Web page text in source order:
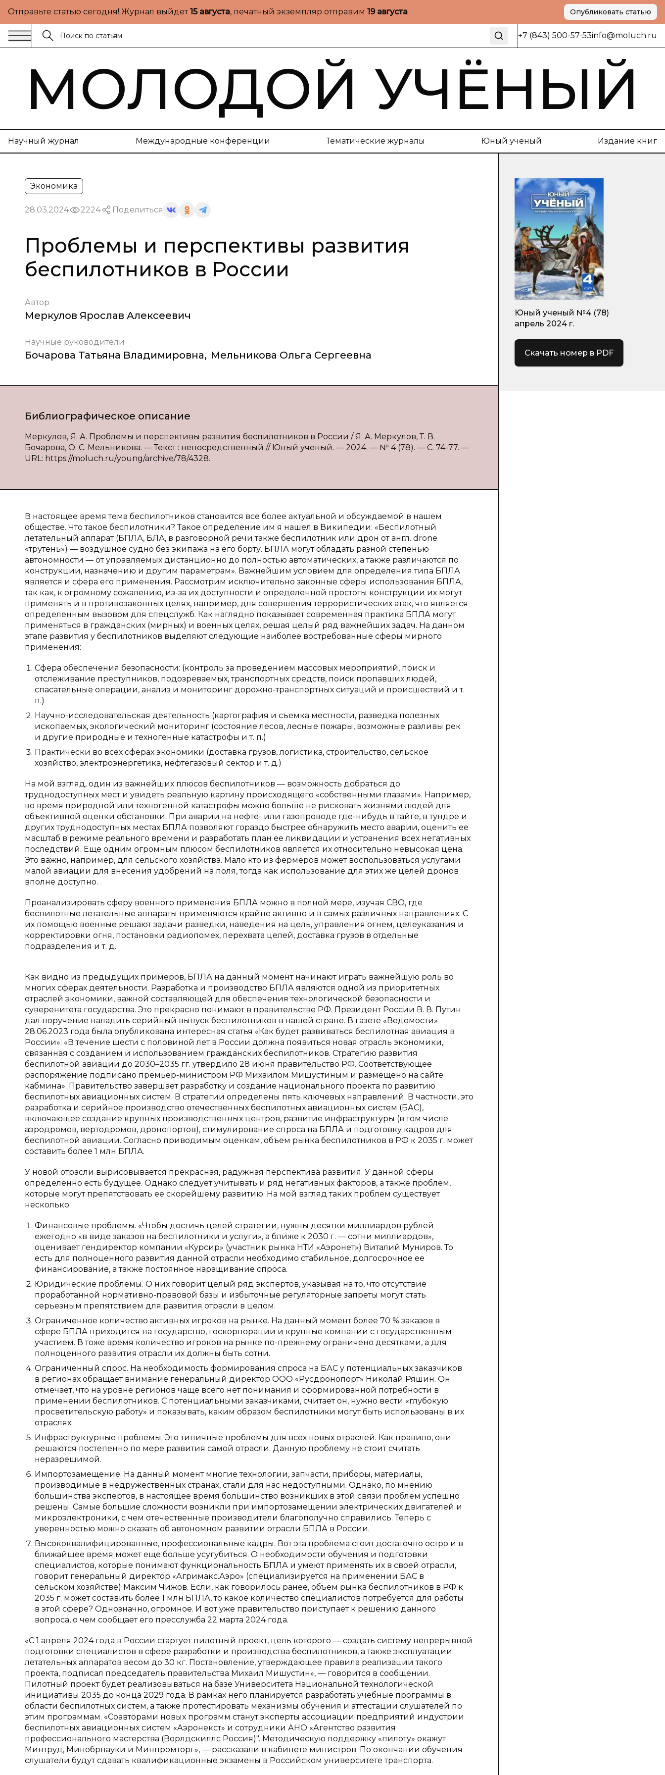
Отправьте статью сегодня! Журнал выйдет15 августа, печатный экземпляр отправим 19 августа Опубликовать статью
+7 (843) 500-57-53info@moluch.ru
МОЛОДОЙ УЧЁНЫЙ
Научный журнал Международные конференции Тематические журналы Юный ученый Издание книг
Экономика
28.03.2024 2224 Поделиться
Проблемы и перспективы развития
беспилотников в России
Автор
Меркулов Ярослав Алексеевич
Научные руководители
Бочарова Татьяна Владимировна, Мельникова Ольга Сергеевна
Библиографическое описание
Меркулов, Я. А. Проблемы и перспективы развития беспилотников в России / Я. А. Меркулов, Т. В.
Бочарова, О. С. Мельникова. — Текст : непосредственный // Юный ученый. — 2024. — № 4 (78). — С. 74-77. —
URL: https://moluch.ru/young/archive/78/4328.
В настоящее время тема беспилотников становится все более актуальной и обсуждаемой в нашем
обществе. Что такое беспилотники? Такое определение им я нашел в Википедии: «Беспилотный
летательный аппарат (БПЛА, БЛА, в разговорной речи также беспилотник или дрон от англ. drone
«трутень») — воздушное судно без экипажа на его борту. БПЛА могут обладать разной степенью
автономности — от управляемых дистанционно до полностью автоматических, а также различаются по
конструкции, назначению и другим параметрам». Важнейшим условием для определения типа БПЛА
является и сфера его применения. Рассмотрим исключительно законные сферы использования БПЛА,
так как, к огромному сожалению, из-за их доступности и определенной простоты конструкции их могут
применять и в противозаконных целях, например, для совершения террористических атак, что является
определенным вызовом для спецслужб. Как наглядно показывает современная практика БПЛА могут
применяться в гражданских (мирных) и военных целях, решая целый ряд важнейших задач. На данном
этапе развития у беспилотников выделяют следующие наиболее востребованные сферы мирного
применения:
Сфера обеспечения безопасности: (контроль за проведением массовых мероприятий, поиск и
отслеживание преступников, подозреваемых, транспортных средств, поиск пропавших людей,
спасательные операции, анализ и мониторинг дорожно-транспортных ситуаций и происшествий и т.
п.)
Научно-исследовательская деятельность (картография и съемка местности, разведка полезных
ископаемых, экологический мониторинг (состояние лесов, лесные пожары, возможные разливы рек
и другие природные и техногенные катастрофы и т. п.)
Практически во всех сферах экономики (доставка грузов, логистика, строительство, сельское
хозяйство, электроэнергетика, нефтегазовый сектор и т. д.)
На мой взгляд, один из важнейших плюсов беспилотников — возможность добраться до
труднодоступных мест и увидеть реальную картину происходящего «собственными глазами». Например,
во время природной или техногенной катастрофы можно больше не рисковать жизнями людей для
объективной оценки обстановки. При аварии на нефте- или газопроводе где-нибудь в тайге, в тундре и
других труднодоступных местах БПЛА позволяют гораздо быстрее обнаружить место аварии, оценить ее
масштаб в режиме реального времени и разработать план ее ликвидации и устранения всех негативных
последствий. Еще одним огромным плюсом беспилотников является их относительно невысокая цена.
Это важно, например, для сельского хозяйства. Мало кто из фермеров может воспользоваться услугами
малой авиации для внесения удобрений на поля, тогда как использование для этих же целей дронов
вполне доступно.
Проанализировать сферу военного применения БПЛА можно в полной мере, изучая СВО, где
беспилотные летательные аппараты применяются крайне активно и в самых различных направлениях. С
их помощью военные решают задачи разведки, наведения на цель, управления огнем, целеуказания и
корректировки огня, постановки радиопомех, перехвата целей, доставка грузов в отдельные
подразделения и т. д.
Как видно из предыдущих примеров, БПЛА на данный момент начинают играть важнейшую роль во
многих сферах деятельности. Разработка и производство БПЛА являются одной из приоритетных
отраслей экономики, важной составляющей для обеспечения технологической безопасности и
суверенитета государства. Это прекрасно понимают в правительстве РФ. Президент России В. В. Путин
дал поручение наладить серийный выпуск беспилотников в нашей стране. В газете «Ведомости»
28.06.2023 года была опубликована интересная статья «Как будет развиваться беспилотная авиация в
России»: «В течение шести с половиной лет в России должна появиться новая отрасль экономики,
связанная с созданием и использованием гражданских беспилотников. Стратегию развития
беспилотной авиации до 2030–2035 гг. утвердило 28 июня правительство РФ. Соответствующее
распоряжение подписано премьер-министром РФ Михаилом Мишустиным и размещено на сайте
кабмина». Правительство завершает разработку и создание национального проекта по развитию
беспилотных авиационных систем. В стратегии определены пять ключевых направлений. В частности, это
разработка и серийное производство отечественных беспилотных авиационных систем (БАС),
включающее создание крупных производственных центров, развитие инфраструктуры (в том числе
аэродромов, вертодромов, дронопортов), стимулирование спроса на БПЛА и подготовку кадров для
беспилотной авиации. Согласно приводимым оценкам, объем рынка беспилотников в РФ к 2035 г. может
составить более 1 млн БПЛА.
У новой отрасли вырисовывается прекрасная, радужная перспектива развития. У данной сферы
определенно есть будущее. Однако следует учитывать и ряд негативных факторов, а также проблем,
которые могут препятствовать ее скорейшему развитию. На мой взгляд таких проблем существует
несколько:
Финансовые проблемы. «Чтобы достичь целей стратегии, нужны десятки миллиардов рублей
ежегодно «в виде заказов на беспилотники и услуги», а ближе к 2030 г. — сотни миллиардов»,
оценивает гендиректор компании «Курсир» (участник рынка НТИ «Аэронет») Виталий Муниров. То
есть для полноценного развития данной отрасли необходимо стабильное, долгосрочное ее
финансирование, а также постоянное наращивание спроса.
Юридические проблемы. О них говорит целый ряд экспертов, указывая на то, что отсутствие
проработанной нормативно-правовой базы и избыточные регуляторные запреты могут стать
серьезным препятствием для развития отрасли в целом.
Ограниченное количество активных игроков на рынке. На данный момент более 70 % заказов в
сфере БПЛА приходится на государство, госкорпорации и крупные компании с государственным
участием. В тоже время количество игроков на рынке по-прежнему ограничено десятками, а для
полноценного развития отрасли их должны быть сотни.
Ограниченный спрос. На необходимость формирования спроса на БАС у потенциальных заказчиков
в регионах обращает внимание генеральный директор ООО «Русдронопорт» Николай Ряшин. Он
отмечает, что на уровне регионов чаще всего нет понимания и сформированной потребности в
применении беспилотников. С потенциальными заказчиками, считает он, нужно вести «глубокую
просветительскую работу» и показывать, каким образом беспилотники могут быть использованы в их
отраслях.
Инфраструктурные проблемы. Это типичные проблемы для всех новых отраслей. Как правило, они
решаются постепенно по мере развития самой отрасли. Данную проблему не стоит считать
неразрешимой.
Импортозамещение. На данный момент многие технологии, запчасти, приборы, материалы,
производимые в недружественных странах, стали для нас недоступными. Однако, по мнению
большинства экспертов, в настоящее время большинство возникших в этой связи проблем успешно
решены. Самые большие сложности возникли при импортозамещении электрических двигателей и
микроэлектроники, с чем отечественные производители благополучно справились. Теперь с
уверенностью можно сказать об автономном развитии отрасли БПЛА в России.
Высококвалифицированные, профессиональные кадры. Вот эта проблема стоит достаточно остро и в
ближайшее время может еще больше усугубиться. О необходимости обучения и подготовки
специалистов, которые понимают функциональность БПЛА и умеют применять их в своей отрасли,
говорит генеральный директор «Агримакс.Аэро» (специализируется на применении БАС в
сельском хозяйстве) Максим Чижов. Если, как говорилось ранее, объем рынка беспилотников в РФ к
2035 г. может составить более 1 млн БПЛА, то какое количество специалистов потребуется для работы
в этой сфере? Однозначно, огромное. И вот уже правительство приступает к решению данного
вопроса, о чем сообщает его пресслужба 22 марта 2024 года.
«С 1 апреля 2024 года в России стартует пилотный проект, цель которого — создать систему непрерывной
подготовки специалистов в сфере разработки и производства беспилотников, а также эксплуатации
летательных аппаратов весом до 30 кг. Постановление, утверждающее правила реализации такого
проекта, подписал председатель правительства Михаил Мишустин», — говорится в сообщении.
Пилотный проект будет реализовываться на базе Университета Национальной технологической
инициативы 2035 до конца 2029 года. В рамках него планируется разработать учебные программы в
области беспилотных систем, а также протестировать механизмы обучения и аттестации слушателей по
этим программам. «Соавторами новых программ станут эксперты ассоциации предприятий индустрии
беспилотных авиационных систем «Аэронекст» и сотрудники АНО «Агентство развития
профессионального мастерства (Ворлдскиллс Россия)". Методическую поддержку «пилоту» окажут
Минтруд, Минобрнауки и Минпромторг», — рассказали в кабинете министров. По окончании обучения
слушатели будут сдавать квалификационные экзамены в Российском университете транспорта.
Юный ученый №4 (78)
апрель 2024 г.
Скачать номер в PDF